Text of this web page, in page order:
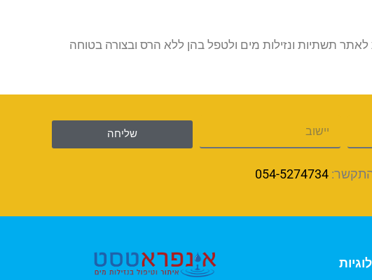
תשתיות ונזילות מים ולטפל בהן ללא הרס ובצורה בטוחה
שליחה
054-5274734